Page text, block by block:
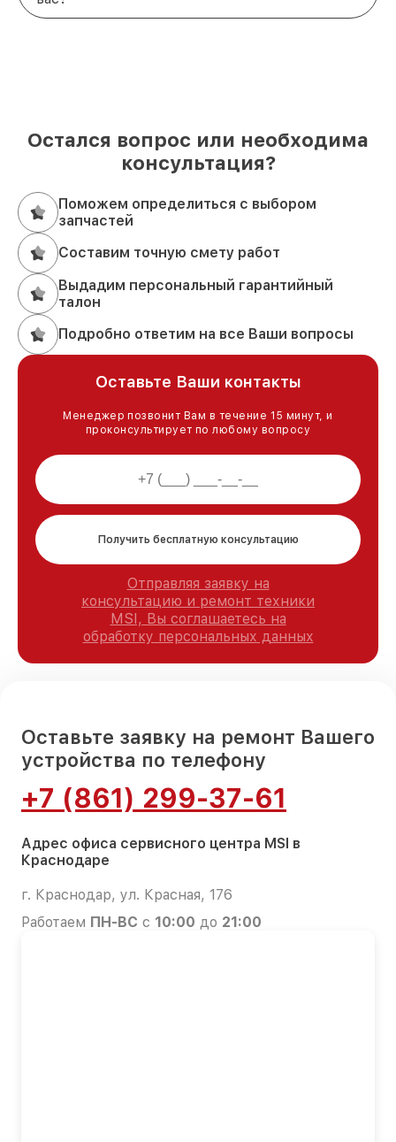
Остался вопрос или необходима
консультация?
Поможем определиться с выбором
запчастей
Составим точную смету работ
Выдадим персональный гарантийный
талон
Подробно ответим на все Ваши вопросы
Оставьте Ваши контакты
Менеджер позвонит Вам в течение 15 минут, и
проконсультирует по любому вопросу
Получить бесплатную консультацию
Отправляя заявку на
консультацию и ремонт техники
MSI, Вы соглашаетесь на
обработку персональных данных
Оставьте заявку на ремонт Вашего
устройства по телефону
+7 (861) 299-37-61
Адрес офиса сервисного центра MSI в
Краснодаре
г. Краснодар, ул. Красная, 176
Работаем ПН-ВС с 10:00 до 21:00